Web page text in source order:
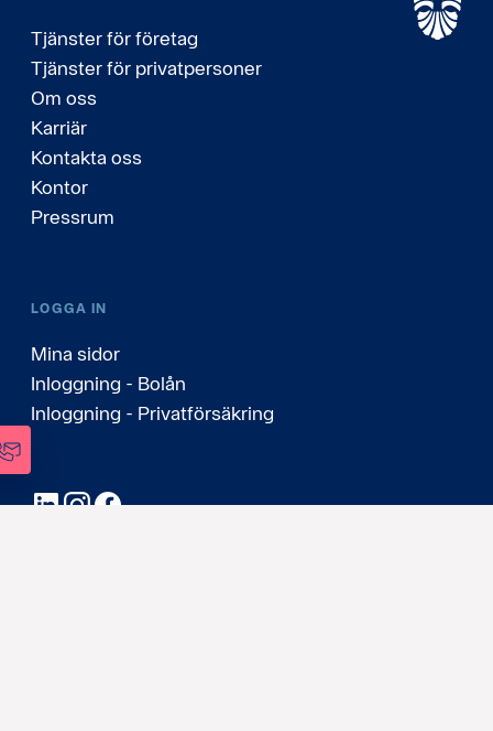
Tjänster för företag
Tjänster för privatpersoner
Om oss
Karriär
Kontakta oss
Kontor
Pressrum
LOGGA IN
Mina sidor
Inloggning - Bolån
Inloggning - Privatförsäkring
LinkedInInstagram